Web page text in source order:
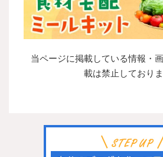
当ページに掲載している情報・
載は禁止しておりま